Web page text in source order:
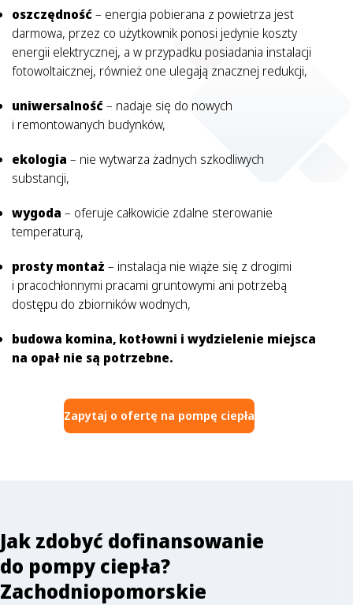
oszczędność– energia pobierana z powietrza jest
darmowa, przez co użytkownik ponosi jedynie koszty
energii elektrycznej, a w przypadku posiadania instalacji
fotowoltaicznej, również one ulegają znacznej redukcji,
uniwersalność– nadaje się do nowych
i remontowanych budynków,
ekologia – nie wytwarza żadnych szkodliwych
substancji,
wygoda – oferuje całkowicie zdalne sterowanie
temperaturą,
prosty montaż – instalacja nie wiąże się z drogimi
i pracochłonnymi pracami gruntowymi ani potrzebą
dostępu do zbiorników wodnych,
budowa komina, kotłowni i wydzielenie miejsca
na opał nie są potrzebne.
Zapytaj o ofertę na pompę ciepła
Jak zdobyć dofinansowanie
do pompy ciepła?
Zachodniopomorskie